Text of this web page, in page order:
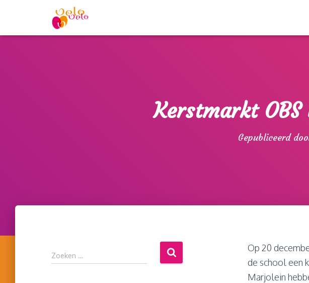
Kerstmarkt
Gepubliceerd
Z
o
Zoeken …
Op 20
de school een
Marjolein